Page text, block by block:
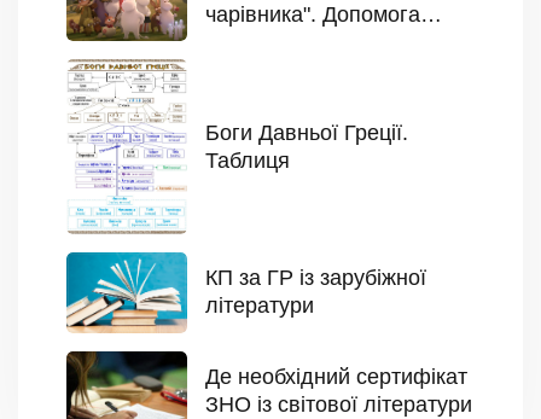
чарівника". Допомога
Боги Давньої Греції.
Таблиця
КП за ГР із зарубіжної
літератури
Де необхідний сертифікат
ЗНО із світової літератури